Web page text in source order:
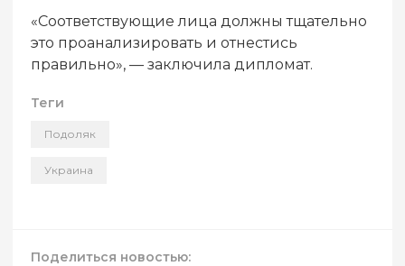
«Соответствующие лица должны тщательно
это проанализировать и отнестись
правильно», — заключила дипломат.
Теги
Подоляк
Украина
Поделиться новостью: